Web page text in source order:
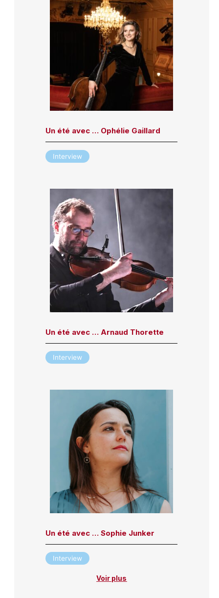
Un été avec … Ophélie Gaillard
Interview
Un été avec … Arnaud Thorette
Interview
Un été avec … Sophie Junker
Interview
Voir plus